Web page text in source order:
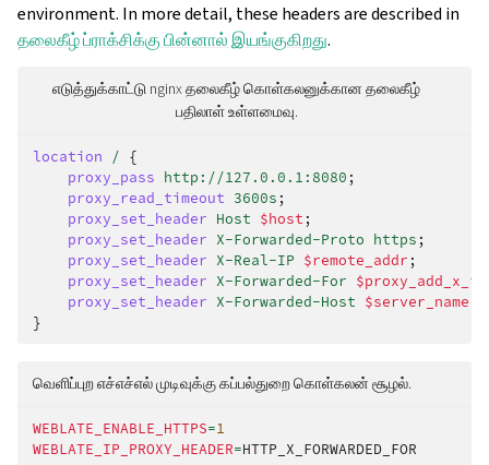
environment. In more detail, these headers are described in
தலைகீழ் ப்ராக்சிக்கு பின்னால் இயங்குகிறது.
எடுத்துக்காட்டு nginx தலைகீழ் கொள்கலனுக்கான தலைகீழ்
பதிலாள் உள்ளமைவு.
location / {
proxy_pass http://127.0.0.1:8080 ;
proxy_read_timeout 3600s ;
proxy_set_header Host $host ;
proxy_set_header X-Forwarded-Proto https ;
proxy_set_header X-Real-IP $remote_addr ;
proxy_set_header X-Forwarded-For
proxy_set_header X-Forwarded-Host $server_name
}
வெளிப்புற எச்எச்எல் முடிவுக்கு கப்பல்துறை கொள்கலன் சூழல்.
WEBLATE_ENABLE_HTTPS=1
WEBLATE_IP_PROXY_HEADER=